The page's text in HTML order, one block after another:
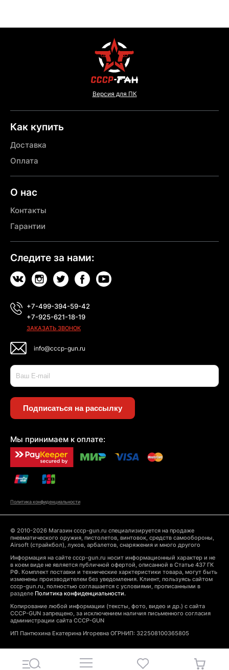
Версия для ПК
Как купить
Доставка
Оплата
О нас
Контакты
Гарантии
Следите за нами:
+7-499-394-59-42
+7-925-621-18-19
ЗАКАЗАТЬ ЗВОНОК
info@cccp-gun.ru
Подписаться на рассылку
Мы принимаем к оплате:
Политика конфиденциальности
© 2010-2026 Магазин cccp-gun.ru специализируется на продаже
пневматического оружия, пистолетов, винтовок, средств самообороны,
Airsoft (страйкбол), луков, арбалетов, снаряжения и много другого
Информация на сайте cccp-gun.ru носит информационный характер и не
в коем виде не является публичной офертой, описанной в Статье 437 ГК
РФ. Комплект поставки и технические харктеристики товара, могут быть
изменены производителем без уведомления. Клиент, пользуясь сайтом
cccp-gun.ru, полностью соглашается с условиями, прописанными в
разделе Политика конфиденциальности.
Копирование любой информации (тексты, фото, видео и др.) с сайта
CCCP-GUN запрещено, за исключением наличия письменного согласия
администрации сайта CCCP-GUN
ИП Пантюхина Екатерина Игоревна ОГРНИП: 322508100365805